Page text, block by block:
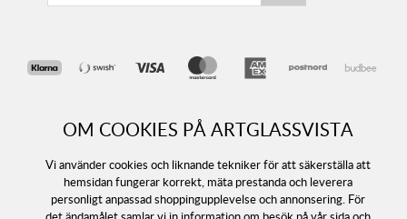
OM COOKIES PÅ ARTGLASSVISTA
Vi använder cookies och liknande tekniker för att säkerställa att
hemsidan fungerar korrekt, mäta prestanda och leverera
personligt anpassad shoppingupplevelse och annonsering. För